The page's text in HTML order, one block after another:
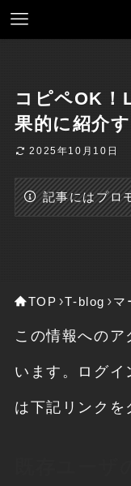
コピペOK！
果的に紹介
2025年10月10日
記事にはプロ
TOP T-blog マ
この情報へのア
います。ログイ
は下記リンクを